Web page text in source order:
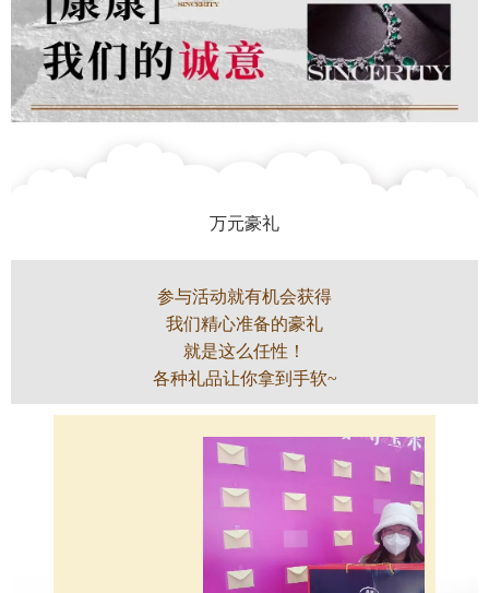
万元豪礼
参与活动就有机会获得
我们精心准备的豪礼
就是这么任性！
各种礼品让你拿到手软~